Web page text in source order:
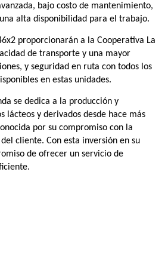
bajo costo de mantenimiento,
alta disponibilidad para el trabajo.
proporcionarán a la Cooperativa La
de transporte y una mayor
y seguridad en ruta con todos los
en estas unidades.
se dedica a la producción y
lácteos y derivados desde hace más
por su compromiso con la
cliente. Con esta inversión en su
de ofrecer un servicio de